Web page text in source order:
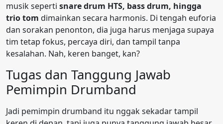
musik seperti snare drum HTS, bass drum, hingga
trio tom dimainkan secara harmonis. Di tengah euforia
dan sorakan penonton, dia juga harus menjaga supaya
tim tetap fokus, percaya diri, dan tampil tanpa
kesalahan. Nah, keren banget, kan?
Tugas dan Tanggung Jawab
Pemimpin Drumband
Jadi pemimpin drumband itu nggak sekadar tampil